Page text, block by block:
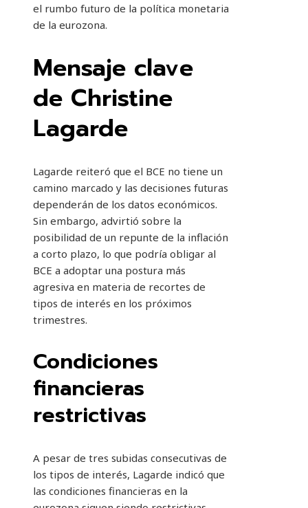
el rumbo futuro de la política monetaria
de la eurozona.
Mensaje clave
de Christine
Lagarde
Lagarde reiteró que el BCE no tiene un
camino marcado y las decisiones futuras
dependerán de los datos económicos.
Sin embargo, advirtió sobre la
posibilidad de un repunte de la inflación
a corto plazo, lo que podría obligar al
BCE a adoptar una postura más
agresiva en materia de recortes de
tipos de interés en los próximos
trimestres.
Condiciones
financieras
restrictivas
A pesar de tres subidas consecutivas de
los tipos de interés, Lagarde indicó que
las condiciones financieras en la